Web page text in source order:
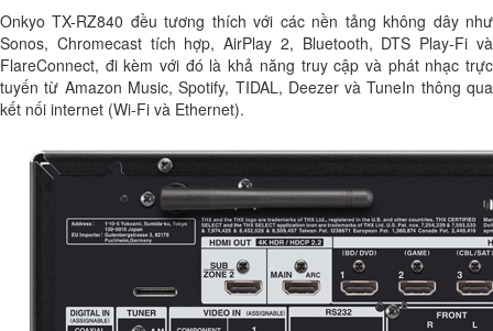
Onkyo TX-RZ840 đều tương thích với các nền tảng không dây như
Sonos, Chromecast tích hợp, AirPlay 2, Bluetooth, DTS Play-Fi và
FlareConnect, đi kèm với đó là khả năng truy cập và phát nhạc trực
tuyến từ Amazon Music, Spotify, TIDAL, Deezer và TuneIn thông qua
kết nối internet (Wi-Fi và Ethernet).